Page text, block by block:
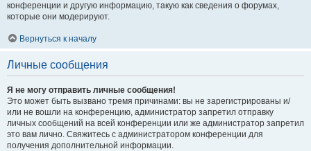
конференции и другую информацию, такую как сведения о форумах,
которые они модерируют.
Вернуться к началу
Личные сообщения
Я не могу отправить личные сообщения!
Это может быть вызвано тремя причинами: вы не зарегистрированы и/
или не вошли на конференцию, администратор запретил отправку
личных сообщений на всей конференции или же администратор запретил
это вам лично. Свяжитесь с администратором конференции для
получения дополнительной информации.